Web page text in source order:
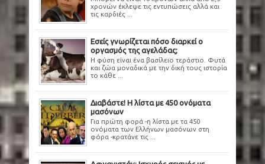
χρονών έκλεψε τις εντυπώσεις αλλά και
τις καρδιές ...
Εσείς γνωρίζεται πόσο διαρκεί ο
οργασμός της αγελάδας;
Η φύση είναι ένα βασίλειο τεράστιο. Φυτά
και ζώα μοναδικά με την δική τους ιστορία
το κάθε ...
Διαβάστε! Η λίστα με 450 ονόματα
μασόνων
Για πρώτη φορά -η λίστα με τα 450
ονόματα των Ελλήνων μασόνων στη
φόρα -κρατάνε τις ...